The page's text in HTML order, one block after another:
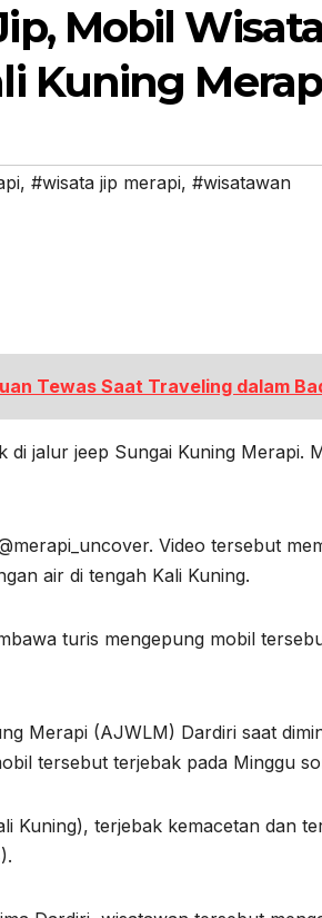
Mobil
Kuning
, #wisata jip merapi, #wisatawan
Tewas Saat Traveling dalam
di jalur jeep Sungai Kuning Merapi.
Video tersebut
air di tengah Kali Kuning.
turis mengepung mobil
Merapi (AJWLM) Dardiri saat
tersebut terjebak pada Minggu
Kuning), terjebak kemacetan dan